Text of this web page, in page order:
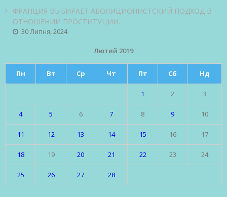
ФРАНЦИЯ ВЫБИРАЕТ АБОЛИЦИОНИСТСКИЙ ПОДХОД В
ОТНОШЕНИИ ПРОСТИТУЦИИ.
30 Липня, 2024
Лютий 2019
Пн Вт Ср Чт Пт Сб Нд
1 2 3
4 5 6 7 8 9 10
11 12 13 14 15 16 17
18 19 20 21 22 23 24
25 26 27 28